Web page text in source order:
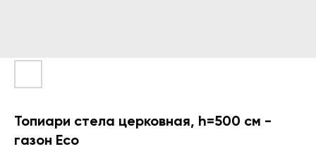
Топиари стела церковная, h=500 см -
газон Eco